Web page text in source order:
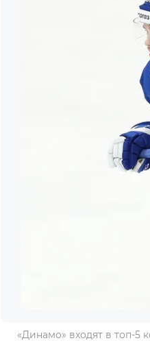
«Динамо» входят в топ-